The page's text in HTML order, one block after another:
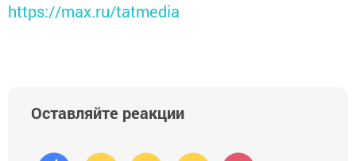
https://max.ru/tatmedia
Оставляйте реакции